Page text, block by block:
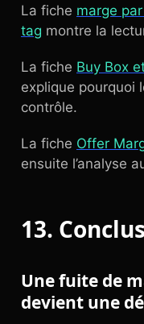
La fiche marge
tag montre la
La fiche Buy Box
explique pourquoi
contrôle.
La fiche Offer
ensuite l’analyse
13.
Une fuite de
devient une